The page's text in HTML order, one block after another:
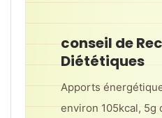
conseil de
Diététiques
Apports
environ 105kcal, 5g